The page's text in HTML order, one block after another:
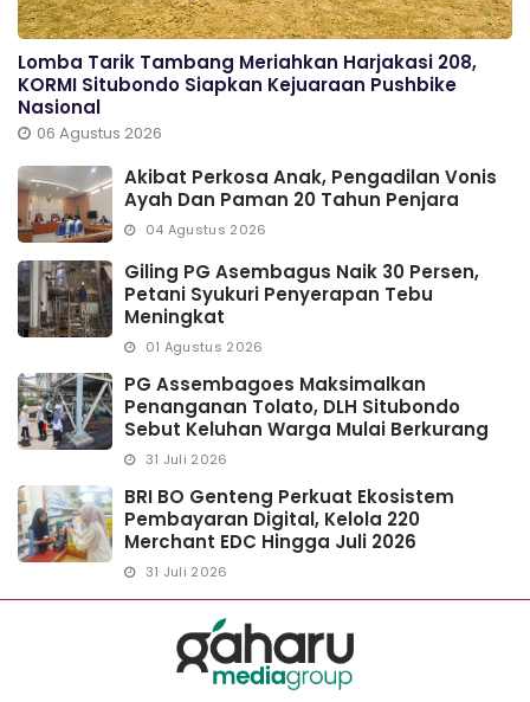
Lomba Tarik Tambang Meriahkan Harjakasi 208,
KORMI Situbondo Siapkan Kejuaraan Pushbike
Nasional
06 Agustus 2026
Akibat Perkosa Anak, Pengadilan Vonis
Ayah Dan Paman 20 Tahun Penjara
04 Agustus 2026
Giling PG Asembagus Naik 30 Persen,
Petani Syukuri Penyerapan Tebu
Meningkat
01 Agustus 2026
PG Assembagoes Maksimalkan
Penanganan Tolato, DLH Situbondo
Sebut Keluhan Warga Mulai Berkurang
31 Juli 2026
BRI BO Genteng Perkuat Ekosistem
Pembayaran Digital, Kelola 220
Merchant EDC Hingga Juli 2026
31 Juli 2026